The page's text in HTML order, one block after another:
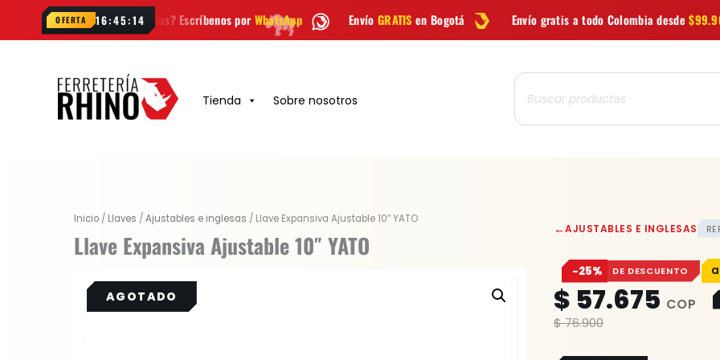
OFERTA 16:45:13
¿Dudas? Escríbenos por WhatsApp EnvíoGRATISen Bogotá Envío gratis a todo Colombia desde$99.900 Las
Tienda Sobre nosotros
Búsqueda
de
productos
Inicio / Llaves /Ajustables e inglesas / Llave Expansiva Ajustable 10″ YATO
Llave Expansiva Ajustable 10″ YATO
←AJUSTABLES E INGLESAS
−25% DE DESCUENTO
$76.900
Original
price
was:
$ 76.900.
$ 57.675
Current
price
is:
$ 57.675.